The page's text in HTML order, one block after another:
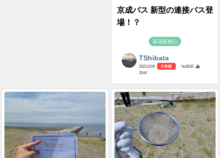
京成バス 新型の連接バス登
場！？
幕張新都心
TShibata
2021/2/28 5 年前
- №8535
2044